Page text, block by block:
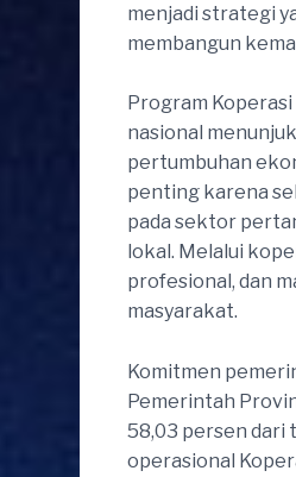
menjadi strategi
membangun
Program
nasional
pertumbuhan
penting karena
pada sektor
lokal. Melalui
profesional, dan
masyarakat.
Komitmen
Pemerintah
58,03 persen dari
operasional